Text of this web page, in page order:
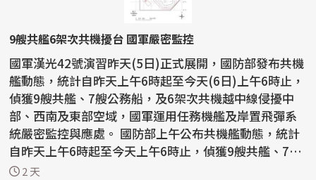
9艘共艦6架次共機擾台 國軍嚴密監控
國軍漢光42號演習昨天(5日)正式展開，國防部發布共機
艦動態，統計自昨天上午6時起至今天(6日)上午6時止，
偵獲9艘共艦、7艘公務船，及6架次共機越中線侵擾中
部、西南及東部空域，國軍運用任務機艦及岸置飛彈系
統嚴密監控與應處。 國防部上午公布共機艦動態，統計
自昨天上午6時起至今天上午6時止，偵獲9艘共艦、7艘
公務...
2 天